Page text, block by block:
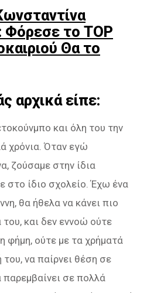
το TOP
Θα το
αρχικά είπε:
και όλη του την
χρόνια. Όταν εγώ
ζούσαμε στην ίδια
στο ίδιο σχολείο. Έχω ένα
θα ήθελα να κάνει πιο
και δεν εννοώ ούτε
φήμη, ούτε με τα χρήματά
να παίρνει θέση σε
σε πολλά